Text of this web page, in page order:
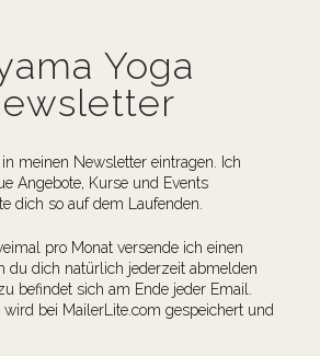
Yoga
meinen Newsletter eintragen. Ich
Angebote, Kurse und Events
dich so auf dem Laufenden.
pro Monat versende ich einen
du dich natürlich jederzeit abmelden
befindet sich am Ende jeder Email.
wird bei MailerLite.com gespeichert und